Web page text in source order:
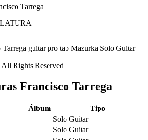
Tarrega
Rights Reserved
Francisco Tarrega
Álbum
Tipo
Solo Guitar
Solo Guitar